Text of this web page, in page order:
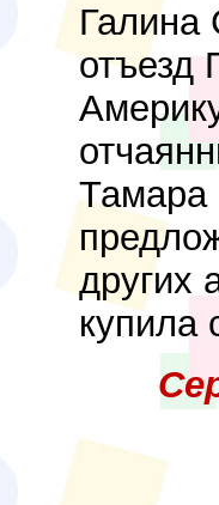
Галина
отъезд
Тамара
других
купила